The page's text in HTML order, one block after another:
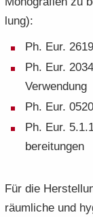
lung):
Ph. Eur.
Ph. Eur.
Ver­wen­dung
Ph. Eur.
Ph. Eur.
be­rei­tun­gen
Für die
räum­li­che und